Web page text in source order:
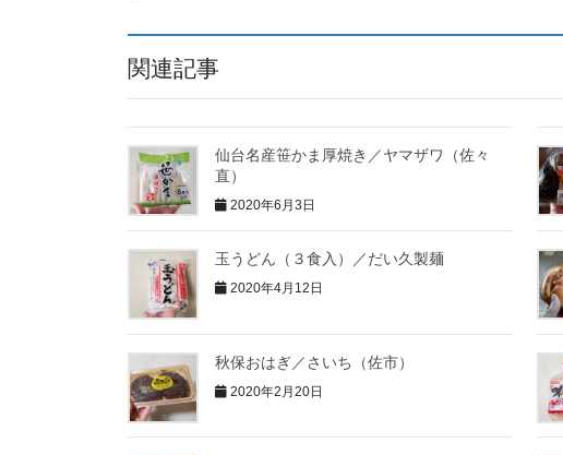
関連記事
仙台名産笹かま厚焼き／ヤマザワ（佐々
直）
2020年6月3日
玉うどん（３食入）／だい久製麺
2020年4月12日
秋保おはぎ／さいち（佐市）
2020年2月20日